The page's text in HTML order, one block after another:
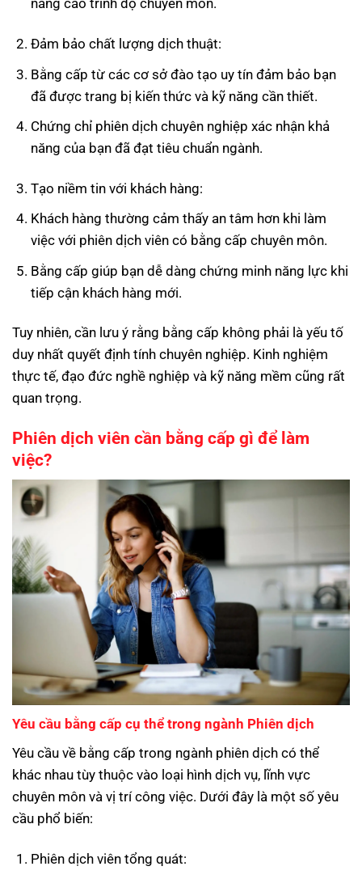
nâng cao trình độ chuyên môn.
Đảm bảo chất lượng dịch thuật:
Bằng cấp từ các cơ sở đào tạo uy tín đảm bảo bạn
đã được trang bị kiến thức và kỹ năng cần thiết.
Chứng chỉ phiên dịch chuyên nghiệp xác nhận khả
năng của bạn đã đạt tiêu chuẩn ngành.
Tạo niềm tin với khách hàng:
Khách hàng thường cảm thấy an tâm hơn khi làm
việc với phiên dịch viên có bằng cấp chuyên môn.
Bằng cấp giúp bạn dễ dàng chứng minh năng lực khi
tiếp cận khách hàng mới.
Tuy nhiên, cần lưu ý rằng bằng cấp không phải là yếu tố
duy nhất quyết định tính chuyên nghiệp. Kinh nghiệm
thực tế, đạo đức nghề nghiệp và kỹ năng mềm cũng rất
quan trọng.
Phiên dịch viên cần bằng cấp gì để làm
việc?
Yêu cầu bằng cấp cụ thể trong ngành Phiên dịch
Yêu cầu về bằng cấp trong ngành phiên dịch có thể
khác nhau tùy thuộc vào loại hình dịch vụ, lĩnh vực
chuyên môn và vị trí công việc. Dưới đây là một số yêu
cầu phổ biến:
Phiên dịch viên tổng quát: